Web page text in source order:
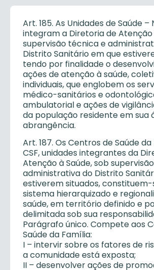
Art. 185. As Unidades de Saúde –
integram a Diretoria de Atenção
supervisão técnica e
Distrito Sanitário em que
tendo por finalidade o
ações de atenção à saúde,
individuais, que englobem os
médico-sanitários e
ambulatorial e ações de
da população residente em sua
abrangência.
Art. 187. Os Centros de Saúde
CSF, unidades integrantes da
Atenção à Saúde, sob
administrativa do Distrito
estiverem situados,
sistema hierarquizado e
saúde, em território definido e
delimitada sob sua
Parágrafo único. Compete aos
Saúde da Família:
I – intervir sobre os fatores de
a comunidade está exposta;
II – desenvolver ações de